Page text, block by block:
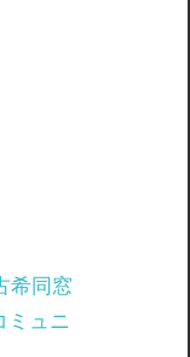
希同窓
ミュニ